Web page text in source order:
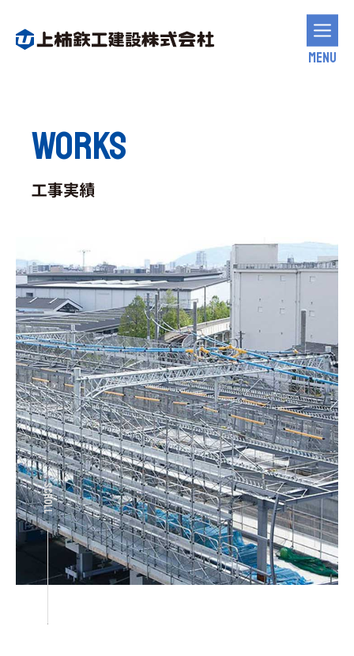
MENU
WORKS
工事実績
SCROLL